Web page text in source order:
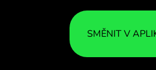
SMĚNIT V